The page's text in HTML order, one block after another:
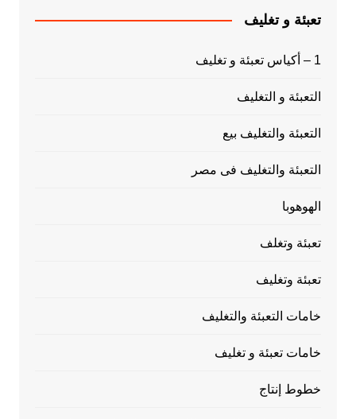
تعبئة و تغليف
1 – أكياس تعبئة و تغليف
التعبئة و التغليف
التعبئة والتغليف بيع
التعبئة والتغليف فى مصر
الهوهوبا
تعبئة وتغلف
تعبئة وتغليف
خامات التعبئة والتغليف
خامات تعبئة و تغليف
خطوط إنتاج